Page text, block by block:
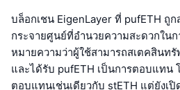
บล็อกเชน EigenLayer ที่ pufETH ถู
กระจายศูนย์ที่อำนวยความสะดวกใน
หมายความว่าผู้ใช้สามารถสเตคสินทรั
และได้รับ pufETH เป็นการตอบแทน
ตอบแทนเช่นเดียวกับ stETH แต่ยังเ